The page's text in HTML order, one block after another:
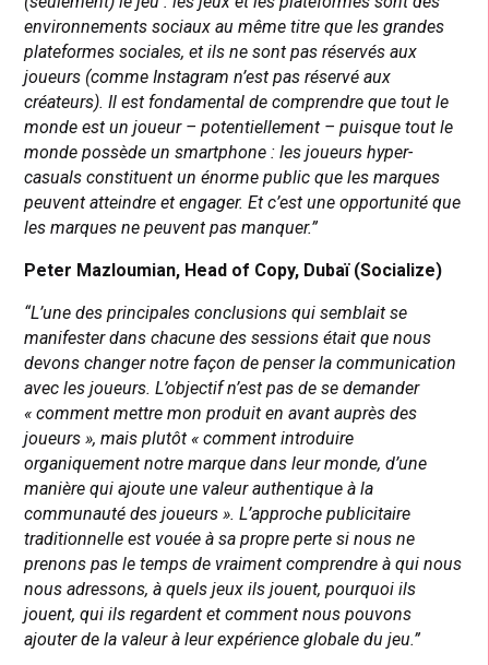
environnements sociaux au même titre que les grandes
plateformes sociales, et ils ne sont pas réservés aux
joueurs (comme Instagram n’est pas réservé aux
créateurs). Il est fondamental de comprendre que tout le
monde est un joueur – potentiellement – puisque tout le
monde possède un smartphone : les joueurs hyper-
casuals constituent un énorme public que les marques
peuvent atteindre et engager. Et c’est une opportunité que
les marques ne peuvent pas manquer.”
Peter Mazloumian, Head of Copy, Dubaï (Socialize)
“L’une des principales conclusions qui semblait se
manifester dans chacune des sessions était que nous
devons changer notre façon de penser la communication
avec les joueurs. L’objectif n’est pas de se demander
« comment mettre mon produit en avant auprès des
joueurs », mais plutôt « comment introduire
organiquement notre marque dans leur monde, d’une
manière qui ajoute une valeur authentique à la
communauté des joueurs ». L’approche publicitaire
traditionnelle est vouée à sa propre perte si nous ne
prenons pas le temps de vraiment comprendre à qui nous
nous adressons, à quels jeux ils jouent, pourquoi ils
jouent, qui ils regardent et comment nous pouvons
ajouter de la valeur à leur expérience globale du jeu.”